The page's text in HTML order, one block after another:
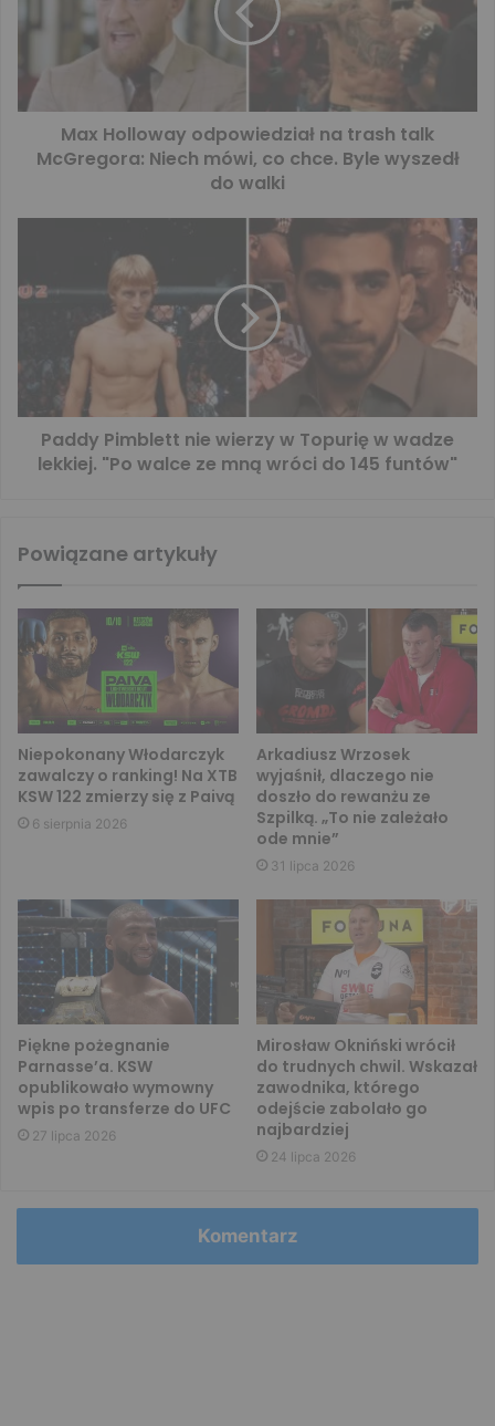
Max Holloway odpowiedział na trash talk
McGregora: Niech mówi, co chce. Byle wyszedł
do walki
Paddy Pimblett nie wierzy w Topurię w wadze
lekkiej. "Po walce ze mną wróci do 145 funtów"
Powiązane artykuły
Niepokonany Włodarczyk
zawalczy o ranking! Na XTB
KSW 122 zmierzy się z Paivą
6 sierpnia 2026
Arkadiusz Wrzosek
wyjaśnił, dlaczego nie
doszło do rewanżu ze
Szpilką. „To nie zależało
ode mnie”
31 lipca 2026
Piękne pożegnanie
Parnasse’a. KSW
opublikowało wymowny
wpis po transferze do UFC
27 lipca 2026
Mirosław Okniński wrócił
do trudnych chwil. Wskazał
zawodnika, którego
odejście zabolało go
najbardziej
24 lipca 2026
Komentarz